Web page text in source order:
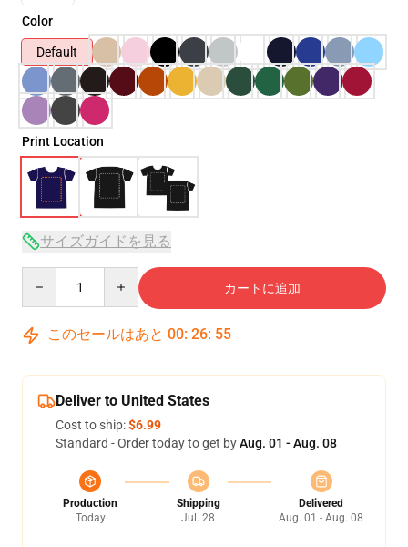
Color
Default
Print Location
サイズガイドを見る
カートに追加
このセールはあと 00: 26: 54
Deliver to United States
Cost to ship:$6.99
Standard - Order today to get byAug. 01 - Aug. 08
Production
Today
Shipping
Jul. 28
Delivered
Aug. 01 - Aug. 08